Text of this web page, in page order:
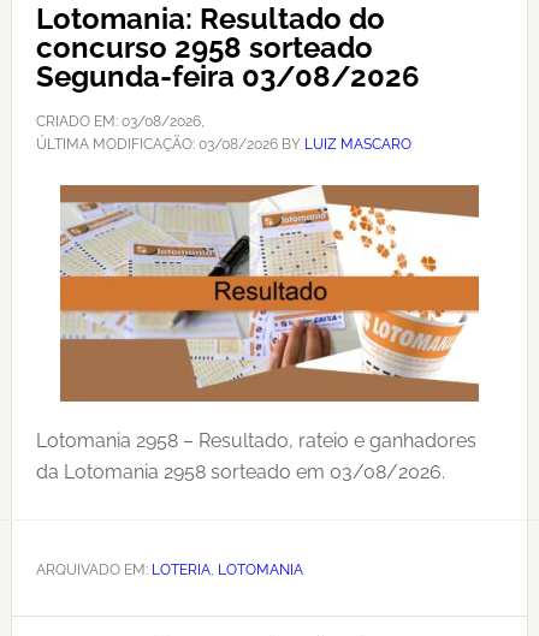
Lotomania: Resultado do
concurso 2958 sorteado
Segunda-feira 03/08/2026
CRIADO EM: 03/08/2026,
ÚLTIMA MODIFICAÇÃO: 03/08/2026BY LUIZ MASCARO
Lotomania 2958 – Resultado, rateio e ganhadores
da Lotomania 2958 sorteado em 03/08/2026.
ARQUIVADO EM: LOTERIA, LOTOMANIA